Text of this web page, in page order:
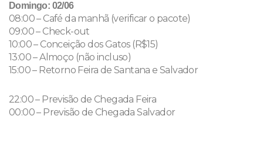
Domingo: 02/06
08:00 – Café da manhã (verificar o pacote)
09:00 – Check-out
10:00 – Conceição dos Gatos (R$15)
13:00 – Almoço (não incluso)
15:00 – Retorno Feira de Santana e Salvador
22:00 – Previsão de Chegada Feira
00:00 – Previsão de Chegada Salvador